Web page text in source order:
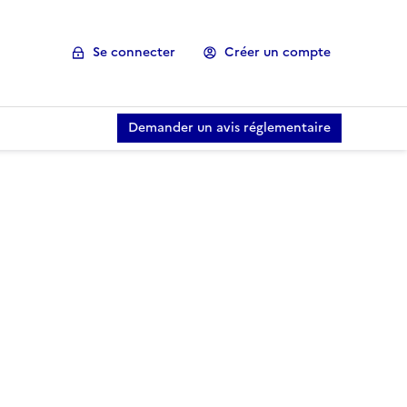
Se connecter Créer un compte
Demander un avis réglementaire